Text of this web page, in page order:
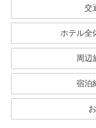
交
ホテル全
周辺
宿泊